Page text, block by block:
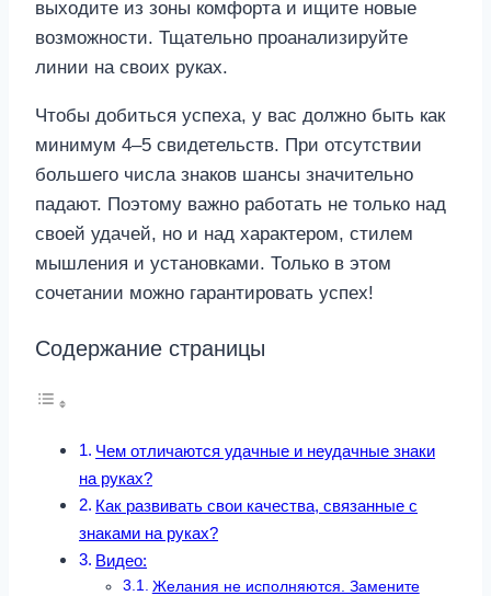
выходите из зоны комфорта и ищите новые
возможности. Тщательно проанализируйте
линии на своих руках.
Чтобы добиться успеха, у вас должно быть как
минимум 4–5 свидетельств. При отсутствии
большего числа знаков шансы значительно
падают. Поэтому важно работать не только над
своей удачей, но и над характером, стилем
мышления и установками. Только в этом
сочетании можно гарантировать успех!
Содержание страницы
Чем отличаются удачные и неудачные знаки
на руках?
Как развивать свои качества, связанные с
знаками на руках?
Видео:
Желания не исполняются. Замените